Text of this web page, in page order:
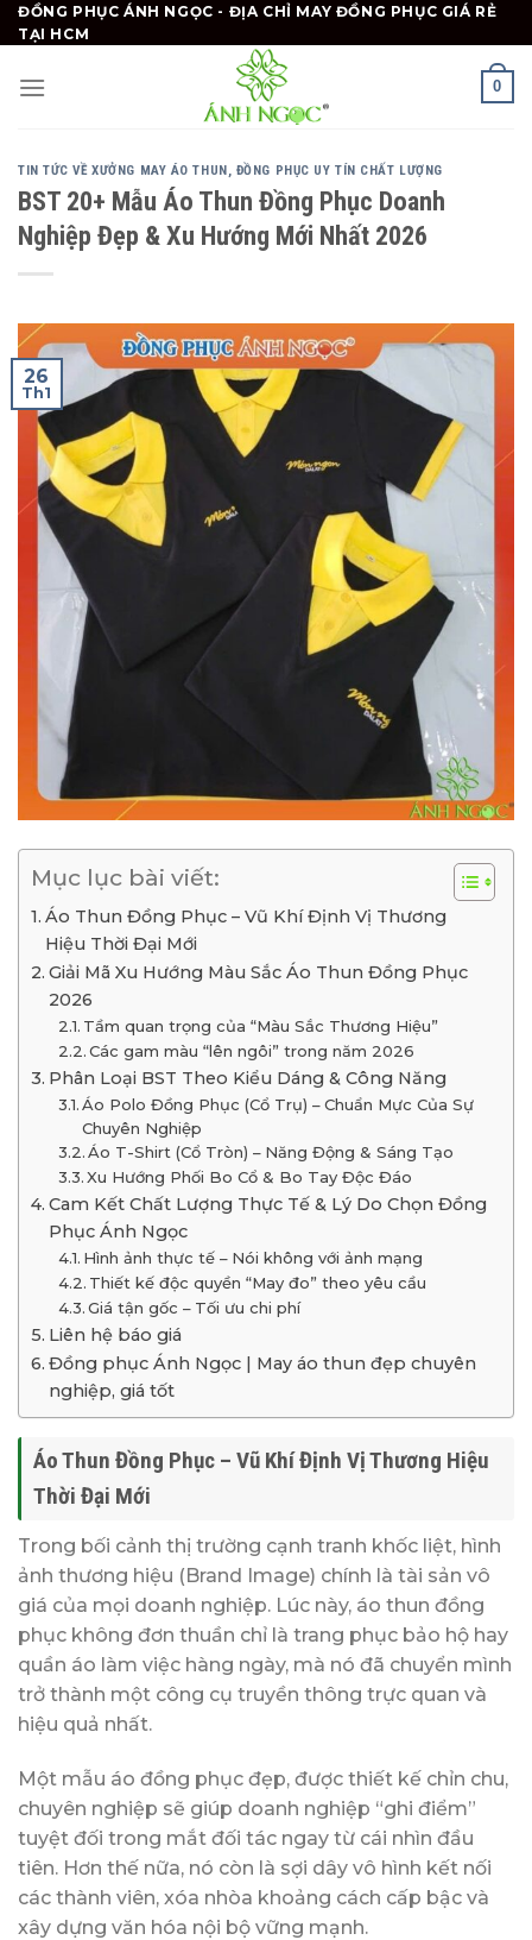
Skip
to
ĐỒNG PHỤC ÁNH NGỌC - ĐỊA CHỈ MAY ĐỒNG PHỤC GIÁ RẺ
TẠI HCM
0
TIN TỨC VỀ XƯỞNG MAY ÁO THUN, ĐỒNG PHỤC UY TÍN CHẤT LƯỢNG
BST 20+ Mẫu Áo Thun Đồng Phục Doanh
Nghiệp Đẹp & Xu Hướng Mới Nhất 2026
26
Th1
Mục lục bài viết:
Áo Thun Đồng Phục – Vũ Khí Định Vị Thương
Hiệu Thời Đại Mới
Giải Mã Xu Hướng Màu Sắc Áo Thun Đồng Phục
2026
Tầm quan trọng của “Màu Sắc Thương Hiệu”
Các gam màu “lên ngôi” trong năm 2026
Phân Loại BST Theo Kiểu Dáng & Công Năng
Áo Polo Đồng Phục (Cổ Trụ) – Chuẩn Mực Của Sự
Chuyên Nghiệp
Áo T-Shirt (Cổ Tròn) – Năng Động & Sáng Tạo
Xu Hướng Phối Bo Cổ & Bo Tay Độc Đáo
Cam Kết Chất Lượng Thực Tế & Lý Do Chọn Đồng
Phục Ánh Ngọc
Hình ảnh thực tế – Nói không với ảnh mạng
Thiết kế độc quyền “May đo” theo yêu cầu
Giá tận gốc – Tối ưu chi phí
Liên hệ báo giá
Đồng phục Ánh Ngọc | May áo thun đẹp chuyên
nghiệp, giá tốt
Áo Thun Đồng Phục – Vũ Khí Định Vị Thương Hiệu
Thời Đại Mới
Trong bối cảnh thị trường cạnh tranh khốc liệt, hình
ảnh thương hiệu (Brand Image) chính là tài sản vô
giá của mọi doanh nghiệp. Lúc này, áo thun đồng
phục không đơn thuần chỉ là trang phục bảo hộ hay
quần áo làm việc hàng ngày, mà nó đã chuyển mình
trở thành một công cụ truyền thông trực quan và
hiệu quả nhất.
Một mẫu áo đồng phục đẹp, được thiết kế chỉn chu,
chuyên nghiệp sẽ giúp doanh nghiệp “ghi điểm”
tuyệt đối trong mắt đối tác ngay từ cái nhìn đầu
tiên. Hơn thế nữa, nó còn là sợi dây vô hình kết nối
các thành viên, xóa nhòa khoảng cách cấp bậc và
xây dựng văn hóa nội bộ vững mạnh.